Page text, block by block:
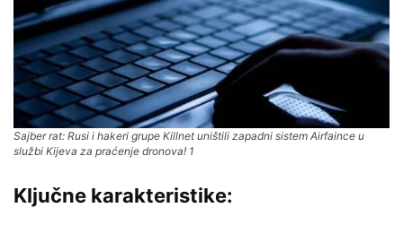
Sajber rat: Rusi i hakeri grupe Killnet uništili zapadni sistem Airfaince u
službi Kijeva za praćenje dronova! 1
Ključne karakteristike: